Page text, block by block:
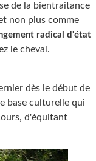
de la bientraitance
non plus comme
radical d'état
le cheval.
dès le début de
base culturelle qui
d'équitant